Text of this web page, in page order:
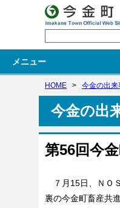
メニュー
HOME > 今金の出来
今金の出
第56回今
７月15日、ＮＯ
裏の今金町畜産共